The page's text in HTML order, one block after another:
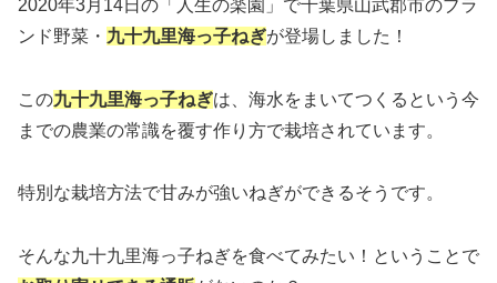
2020年3月14日の「人生の楽園」で千葉県山武郡市のブラ
ンド野菜・ 九十九里海っ子ねぎが登場しました！
この九十九里海っ子ねぎは、海水をまいてつくるという今
までの農業の常識を覆す作り方で栽培されています。
特別な栽培方法で甘みが強いねぎができるそうです。
そんな九十九里海っ子ねぎを食べてみたい！ということで